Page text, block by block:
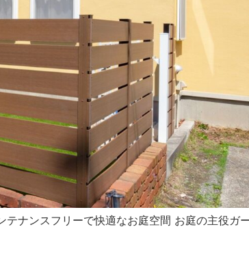
ナンスフリーで快適なお庭空間 お庭の主役ガ